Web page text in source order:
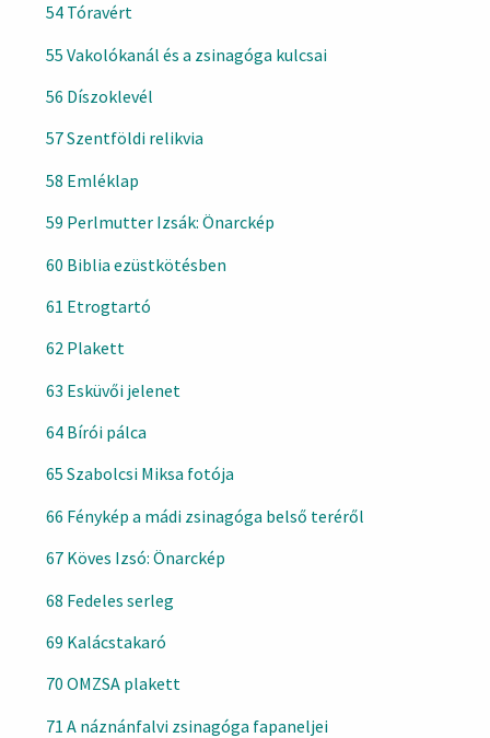
54 Tóravért
55 Vakolókanál és a zsinagóga kulcsai
56 Díszoklevél
57 Szentföldi relikvia
58 Emléklap
59 Perlmutter Izsák: Önarckép
60 Biblia ezüstkötésben
61 Etrogtartó
62 Plakett
63 Esküvői jelenet
64 Bírói pálca
65 Szabolcsi Miksa fotója
66 Fénykép a mádi zsinagóga belső teréről
67 Köves Izsó: Önarckép
68 Fedeles serleg
69 Kalácstakaró
70 OMZSA plakett
71 A náznánfalvi zsinagóga fapaneljei